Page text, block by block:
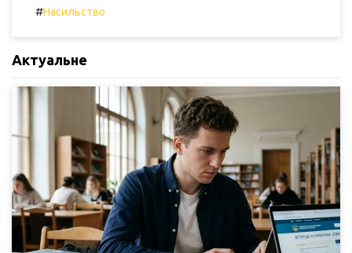
#Насильство
Актуальне